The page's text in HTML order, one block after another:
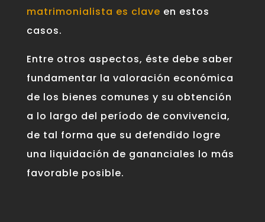
matrimonialista es clave en estos
casos.
Entre otros aspectos, éste debe saber
fundamentar la valoración económica
de los bienes comunes y su obtención
a lo largo del período de convivencia,
de tal forma que su defendido logre
una liquidación de gananciales lo más
favorable posible.